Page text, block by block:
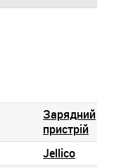
Зарядний
пристрій
Jellico